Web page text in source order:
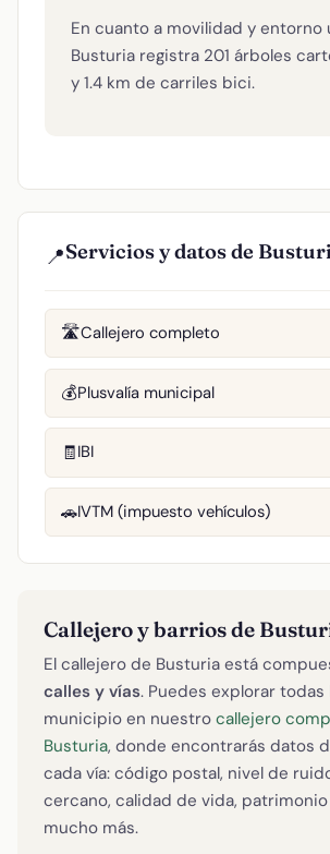
En cuanto a movilidad y entorno
Busturia registra 201 árboles
y 1.4 km de carriles bici.
📍Servicios y datos de
🛣️Callejero completo
💰Plusvalía municipal
🧾IBI
🚗IVTM (impuesto vehículos)
Callejero y barrios de
El callejero de Busturia está
calles y vías. Puedes explorar todas
municipio en nuestro callejero
Busturia, donde encontrarás datos
cada vía: código postal, nivel de
cercano, calidad de vida,
mucho más.